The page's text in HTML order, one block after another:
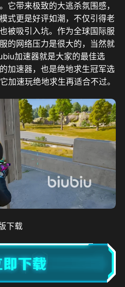
它带来极致的大逃杀氛围感，
式更是好评如潮，不仅引得老
被吸引入坑。作为全球国际服
的网络压力是很大的，当然就
加速器就是大家的最佳选
加速器，也是绝地求生冠军选
加速玩绝地求生再适合不过。
下载